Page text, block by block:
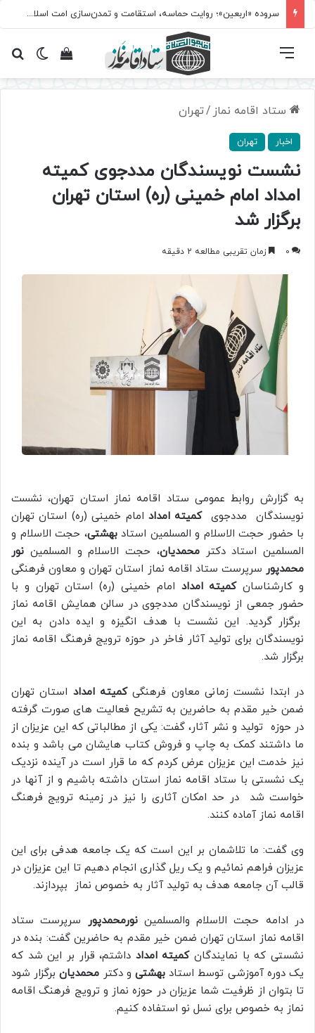
سروده‌ «اربعین»؛ روایت حماسه، استقامت و تمدن‌سازی امت اسلامی
تغییرمشاهده فهرست
ستاد اقامه نماز /تهران
اخبار تهران
نشست نویسندگان مددجوی کمیته
امداد امام خمینی (ره) استان تهران
برگزار شد
0 زمان تقریبی مطالعه 2 دقیقه
به گزارش روابط عمومی ستاد اقامه نماز استان تهران، نشست
نویسندگان مددجویکمیته امداد امام خمینی (ره) استان تهران
با حضور حجت الاسلام و المسلمین استادبهشتی، حجت الاسلام و
المسلمین استاد دکتر محمدیان، حجت الاسلام و المسلمین نور
محمدپور سرپرست ستاد اقامه نماز استان تهران و معاون فرهنگی
و کارشناسانکمیته امداد امام خمینی (ره) استان تهران و با
حضور جمعی از نویسندگان مددجوی در سالن همایش اقامه نماز
برگزار گردید. این نشست با هدف انگیزه و ایده دادن به این
نویسندگان برای تولید آثار فاخر در حوزه ترویج فرهنگ اقامه نماز
برگزار شد.
در ابتدا نشست زمانی معاون فرهنگیکمیته امداد استان تهران
ضمن خیر مقدم به حاضرین به تشریح فعالیت های صورت گرفته
در حوزه تولید و نشر آثار، گفت: یکی از مطالباتی که این عزیزان از
ما داشتند کمک به چاپ و فروش کتاب هایشان می باشد و بنده
نیز خدمت این عزیزان عرض کردم که ما قرار است در آینده نزدیک
یک نشستی با ستاد اقامه نماز استان داشته باشیم و از آنها در
خواست شد در حد امکان آثاری را نیز در زمینه ترویج فرهنگ
اقامه نماز آماده کنند.
وی گفت: ما تلاشمان بر این است که یک جامعه هدفی برای این
عزیزان فراهم نمائیم و یک ریل گذاری انجام دهیم تا این عزیزان در
قالب آن جامعه هدف به تولید آثار به خصوص نماز بپردازند.
در ادامه حجت الاسلام والمسلمین نورمحمدپور
سرپرست ستاد
اقامه نماز استان تهران ضمن خیر مقدم به حاضرین گفت: بنده در
نشستی که با نمایندگانکمیته امداد داشتم، قرار بر این شد که
یک دوره آموزشی توسط استاد بهشتیو دکتر محمدیانبرگزار شود
تا بتوان از ظرفیت شما عزیزان در حوزه نماز و ترویج فرهنگ اقامه
نماز به خصوص برای نسل نو استفاده کنیم.